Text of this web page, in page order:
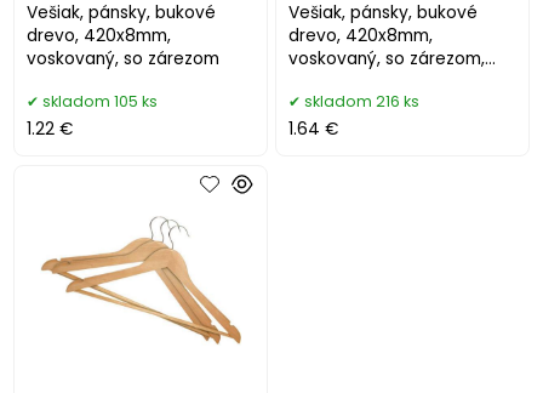
Vešiak, pánsky, bukové
drevo, 420x8mm,
voskovaný, so zárezom
skladom 105 ks
1.22 €
Vešiak, pánsky, bukové
drevo, 420x8mm,
voskovaný, so zárezom,
skladom 216 ks
1.64 €